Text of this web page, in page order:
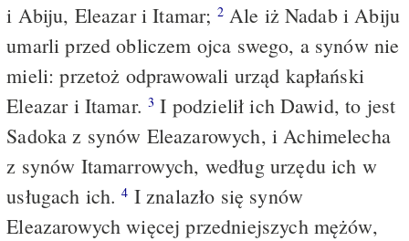
i Abiju, Eleazar i Itamar; 2Ale iż Nadab i Abiju
umarli przed obliczem ojca swego, a synów nie
mieli: przetoż odprawowali urząd kapłański
Eleazar i Itamar.3 I podzielił ich Dawid, to jest
Sadoka z synów Eleazarowych, i Achimelecha
z synów Itamarrowych, według urzędu ich w
usługach ich.4 I znalazło się synów
Eleazarowych więcej przedniejszych mężów,